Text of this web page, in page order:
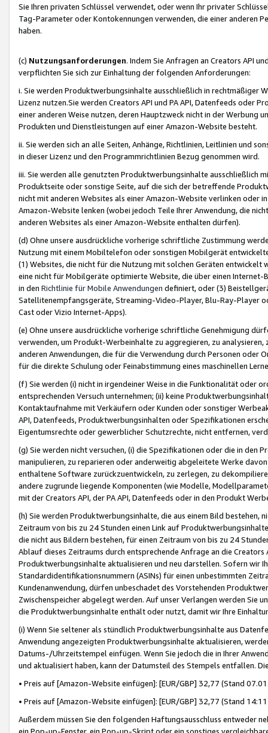
Sie Ihren privaten Schlüssel verwendet, oder wenn Ihr privater
Tag-Parameter oder Kontokennungen verwenden, die einer anderen
haben.
(c) Nutzungsanforderungen. Indem Sie Anfragen an Creators API
verpflichten Sie sich zur Einhaltung der folgenden Anforderungen:
i. Sie werden Produktwerbungsinhalte ausschließlich in rechtmäßiger
Lizenz nutzen.Sie werden Creators API und PA API, Datenfeeds oder
einer anderen Weise nutzen, deren Hauptzweck nicht in der Werbung
Produkten und Dienstleistungen auf einer Amazon-Website besteht.
ii. Sie werden sich an alle Seiten, Anhänge, Richtlinien, Leitlinien und
in dieser Lizenz und den Programmrichtlinien Bezug genommen wird.
iii. Sie werden alle genutzten Produktwerbungsinhalte ausschließlich
Produktseite oder sonstige Seite, auf die sich der betreffende
nicht mit anderen Websites als einer Amazon-Website verlinken oder
Amazon-Website lenken (wobei jedoch Teile Ihrer Anwendung, die
anderen Websites als einer Amazon-Website enthalten dürfen).
(d) Ohne unsere ausdrückliche vorherige schriftliche Zustimmung
Nutzung mit einem Mobiltelefon oder sonstigen Mobilgerät
(1) Websites, die nicht für die Nutzung mit solchen Geräten
eine nicht für Mobilgeräte optimierte Website, die über einen
in den Richtlinie für Mobile Anwendungen definiert, oder (3)
Satellitenempfangsgeräte, Streaming-Video-Player, Blu-Ray-Player
Cast oder Vizio Internet-Apps).
(e) Ohne unsere ausdrückliche vorherige schriftliche Genehmigung
verwenden, um Produkt-Werbeinhalte zu aggregieren, zu
anderen Anwendungen, die für die Verwendung durch Personen
für die direkte Schulung oder Feinabstimmung eines maschinellen
(f) Sie werden (i) nicht in irgendeiner Weise in die Funktionalität oder
entsprechenden Versuch unternehmen; (ii) keine
Kontaktaufnahme mit Verkäufern oder Kunden oder sonstiger
API, Datenfeeds, Produktwerbungsinhalten oder Spezifikationen
Eigentumsrechte oder gewerblicher Schutzrechte, nicht entfernen,
(g) Sie werden nicht versuchen, (i) die Spezifikationen oder die in
manipulieren, zu reparieren oder anderweitig abgeleitete Werke
enthaltene Software zurückzuentwickeln, zu zerlegen, zu
andere zugrunde liegende Komponenten (wie Modelle,
mit der Creators API, der PA API, Datenfeeds oder in den Produkt
(h) Sie werden Produktwerbungsinhalte, die aus einem Bild bestehen,
Zeitraum von bis zu 24 Stunden einen Link auf
die nicht aus Bildern bestehen, für einen Zeitraum von bis zu 24
Ablauf dieses Zeitraums durch entsprechende Anfrage an die
Produktwerbungsinhalte aktualisieren und neu darstellen. Sofern wir
Standardidentifikationsnummern (ASINs) für einen unbestimmten
Kundenanwendung, dürfen unbeschadet des Vorstehenden
Zwischenspeicher abgelegt werden. Auf unser Verlangen werden Sie
die Produktwerbungsinhalte enthält oder nutzt, damit wir Ihre
(i) Wenn Sie seltener als stündlich Produktwerbungsinhalte aus
Anwendung angezeigten Produktwerbungsinhalte aktualisieren,
Datums-/Uhrzeitstempel einfügen. Wenn Sie jedoch die in Ihrer
und aktualisiert haben, kann der Datumsteil des Stempels entfallen.
• Preis auf [Amazon-Website einfügen]: [EUR/GBP] 32,77 (Stand
• Preis auf [Amazon-Website einfügen]: [EUR/GBP] 32,77 (Stand
Außerdem müssen Sie den folgenden Haftungsausschluss entweder
ein Pop-up-Fenster, ein Pop-up-Skript oder ein sonstiges